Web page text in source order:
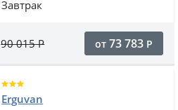
Завтрак
90 015Р от 73 783 Р
Erguvan